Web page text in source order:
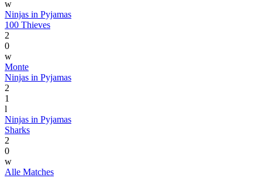
w
Ninjas in Pyjamas
100 Thieves
2
0
w
Monte
Ninjas in Pyjamas
2
1
l
Ninjas in Pyjamas
Sharks
2
0
w
Alle Matches